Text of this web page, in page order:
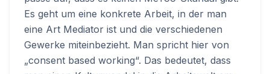
Es geht um eine konkrete Arbeit, in der man
eine Art Mediator ist und die verschiedenen
Gewerke miteinbezieht. Man spricht hier von
„consent based working“. Das bedeutet, dass